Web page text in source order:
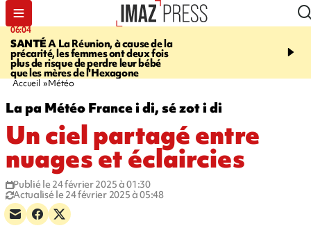
06:04
SANTÉA La Réunion, à cause de la
précarité, les femmes ont deux fois
plus de risque de perdre leur bébé
que les mères de l'Hexagone
07:23
route du Littoral
Accueil Météo
La pa Météo France i di, sé zot i di
Un ciel partagé entre
nuages et éclaircies
Publié le 24 février 2025 à 01:30
Actualisé le 24 février 2025 à 05:48